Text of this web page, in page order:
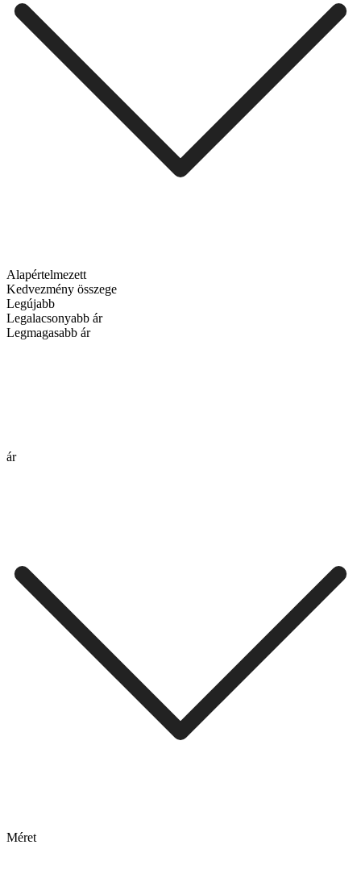
Alapértelmezett
Kedvezmény összege
Legújabb
Legalacsonyabb ár
Legmagasabb ár
ár
Méret